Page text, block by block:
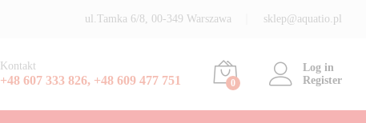
ul.Tamka 6/8, 00-349 Warszawa sklep@aquatio.pl
Kontakt
+48 607 333 826, +48 609 477 751 0
Log in
Register
Dodaj do koszyka